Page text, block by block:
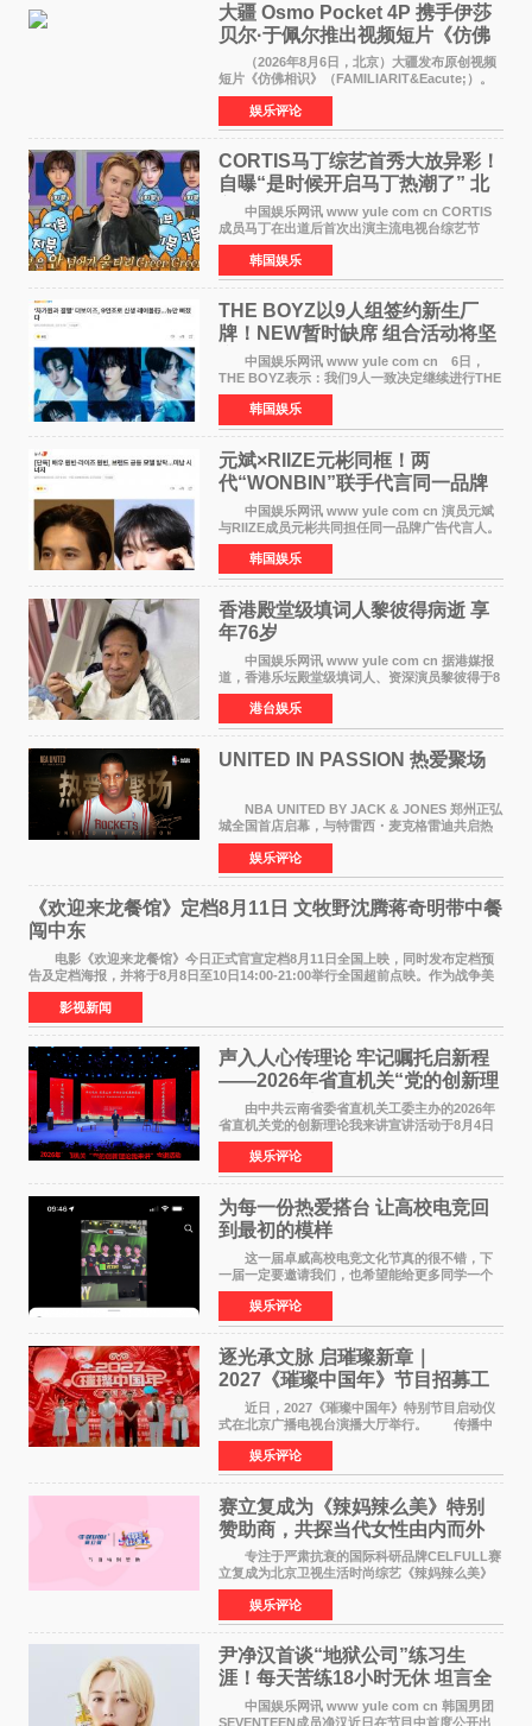
大疆 Osmo Pocket 4P 携手伊莎
贝尔·于佩尔推出视频短片《仿佛
相识》
（2026年8月6日，北京）大疆发布原创视频
短片《仿佛相识》（FAMILIARIT&Eacute;）。
视频短片由戛纳国际电影节最佳女演员伊莎贝尔·
于佩尔（Isabelle Huppert）主演，全程使用大
疆首款双主摄口
娱乐评论
CORTIS马丁综艺首秀大放异彩！
自曝“是时候开启马丁热潮了” 北
美巡演火热进行中
中国娱乐网讯 www yule com cn CORTIS
成员马丁在出道后首次出演主流电视台综艺节
目，展现了多才多艺的魅力。 马丁出演了5日
播出的MBC《Radio Star》Fashion与Passion
之间，I&lsquo;m
韩国娱乐
THE BOYZ以9人组签约新生厂
牌！NEW暂时缺席 组合活动将坚
定不移继续
中国娱乐网讯 www yule com cn 6日，
THE BOYZ表示：我们9人一致决定继续进行THE
BOYZ组合活动，并且已经完成了组合团体活动
签约。目前正在新生厂牌下进行活动准备。尚未
离开THE BOYZ原所
韩国娱乐
元斌×RIIZE元彬同框！两
代“WONBIN”联手代言同一品牌
颜值天花板合体
中国娱乐网讯 www yule com cn 演员元斌
与RIIZE成员元彬共同担任同一品牌广告代言人。
6日据独家报道，继演员元斌之后，RIIZE元彬最
近也被选为某在线中介平台A公司的共同广告代言
人，两人将作
韩国娱乐
香港殿堂级填词人黎彼得病逝 享
年76岁​
中国娱乐网讯 www yule com cn 据港媒报
道，香港乐坛殿堂级填词人、资深演员黎彼得于8
月5日上午因病离世，终年76岁。好友钟志光透
露，黎彼得今年3月中风后便卧床休养，身体机能
持续衰退，最
港台娱乐
UNITED IN PASSION 热爱聚场
NBA UNITED BY JACK & JONES 郑州正弘
城全国首店启幕，与特雷西・麦克格雷迪共启热
爱 2026 年7 月21 日，
NBAUNITEDBYJACK&JONES 全国首店，于郑
州正弘城正式启幕。NBA 传奇球星
娱乐评论
《欢迎来龙餐馆》定档8月11日 文牧野沈腾蒋奇明带中餐
闯中东
电影《欢迎来龙餐馆》今日正式官宣定档8月11日全国上映，同时发布定档预
告及定档海报，并将于8月8日至10日14:00-21:00举行全国超前点映。作为战争美
食大片，影片讲述的是中国厨师徐福（沈腾
影视新闻
声入人心传理论 牢记嘱托启新程
——2026年省直机关“党的创新理
论我来讲”宣讲活动圆满落幕
由中共云南省委省直机关工委主办的2026年
省直机关党的创新理论我来讲宣讲活动于8月4日
至5日在昆明举办。活动以 "牢记嘱托 感恩奋进
开创云南发展新局面 "为主题，坚持以新时代中国
特色社会主义
娱乐评论
为每一份热爱搭台 让高校电竞回
到最初的模样
这一届卓威高校电竞文化节真的很不错，下
一届一定要邀请我们，也希望能给更多同学一个
来到现场的机会。 2026卓威高校电竞文化节
已经落下帷幕，在活动结束后，仍有不少高校电
竞社负责人和现
娱乐评论
逐光承文脉 启璀璨新章｜
2027《璀璨中国年》节目招募工
作圆满启动
近日，2027《璀璨中国年》特别节目启动仪
式在北京广播电视台演播大厅举行。 传播中
华优秀传统文化，弘扬纯正国风艺术，打造高规
格、高质感、正能量的文艺盛典，是璀璨中国年
矢志不渝的初心
娱乐评论
赛立复成为《辣妈辣么美》特别
赞助商，共探当代女性由内而外
活力美
专注于严肃抗衰的国际科研品牌CELFULL赛
立复成为北京卫视生活时尚综艺《辣妈辣么美》
的特别赞助商,明星辣妈袁咏仪倾情参与，向广大
都市女性传递健康生活新主张，寄语当代女性在
家庭与自我之间
娱乐评论
尹净汉首谈“地狱公司”练习生
涯！每天苦练18小时无休 坦言全
靠成员撑过来
中国娱乐网讯 www yule com cn 韩国男团
SEVENTEEN成员净汉近日在节目中首度公开出